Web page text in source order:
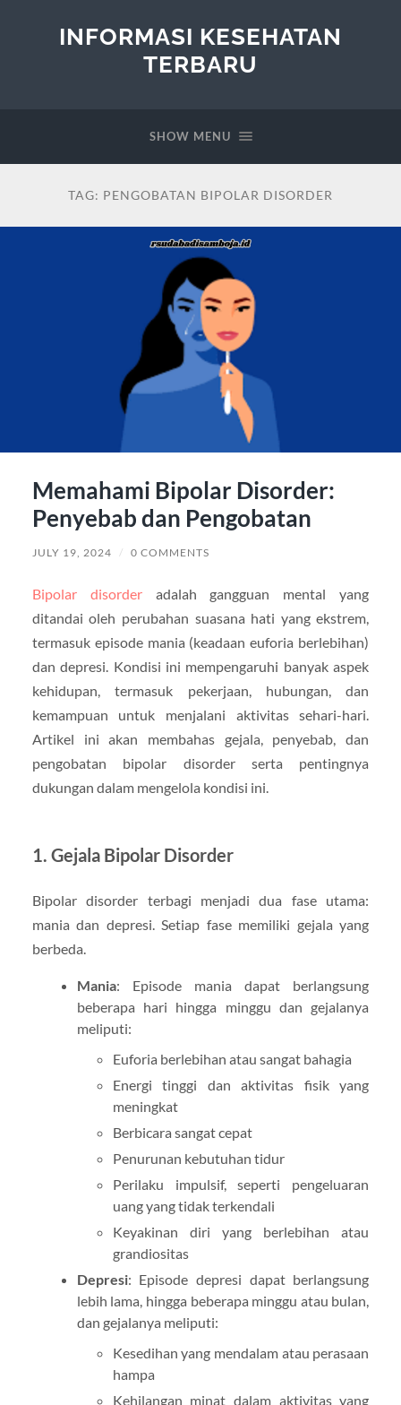
INFORMASI KESEHATAN
TERBARU
SHOW MENU
TAG: PENGOBATAN BIPOLAR DISORDER
Memahami Bipolar Disorder:
Penyebab dan Pengobatan
JULY 19, 2024 / 0 COMMENTS
Bipolar disorderadalah gangguan mental yang
ditandai oleh perubahan suasana hati yang ekstrem,
termasuk episode mania (keadaan euforia berlebihan)
dan depresi. Kondisi ini mempengaruhi banyak aspek
kehidupan, termasuk pekerjaan, hubungan, dan
kemampuan untuk menjalani aktivitas sehari-hari.
Artikel ini akan membahas gejala, penyebab, dan
pengobatan bipolar disorder serta pentingnya
dukungan dalam mengelola kondisi ini.
1. Gejala Bipolar Disorder
Bipolar disorder terbagi menjadi dua fase utama:
mania dan depresi. Setiap fase memiliki gejala yang
berbeda.
Mania: Episode mania dapat berlangsung
beberapa hari hingga minggu dan gejalanya
meliputi:
Euforia berlebihan atau sangat bahagia
Energi tinggi dan aktivitas fisik yang
meningkat
Berbicara sangat cepat
Penurunan kebutuhan tidur
Perilaku impulsif, seperti pengeluaran
uang yang tidak terkendali
Keyakinan diri yang berlebihan atau
grandiositas
Depresi: Episode depresi dapat berlangsung
lebih lama, hingga beberapa minggu atau bulan,
dan gejalanya meliputi:
Kesedihan yang mendalam atau perasaan
hampa
Kehilangan minat dalam aktivitas yang